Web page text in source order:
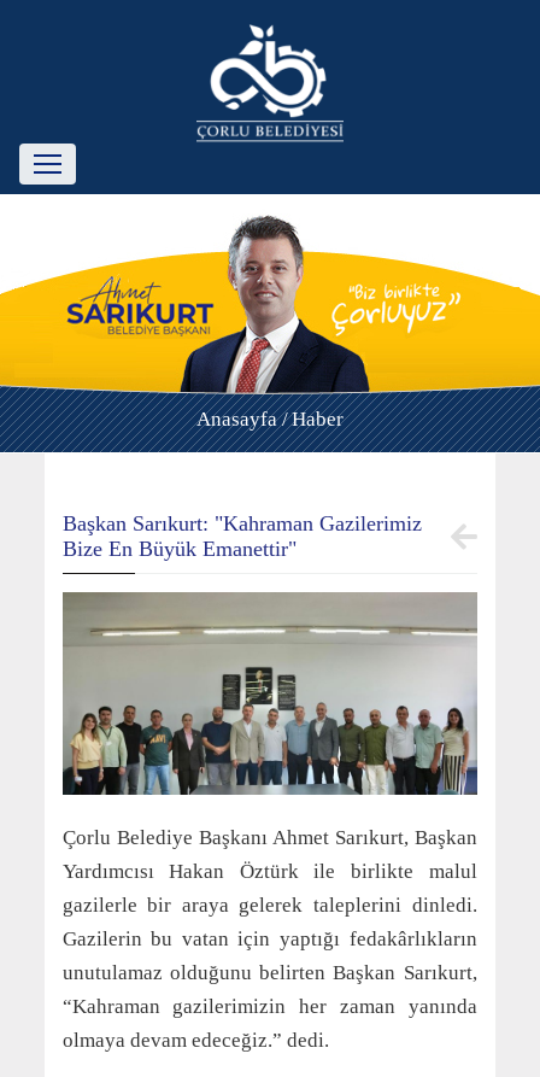
Anasayfa /Haber
Başkan Sarıkurt: "Kahraman Gazilerimiz
Bize En Büyük Emanettir"
Çorlu Belediye Başkanı Ahmet Sarıkurt, Başkan
Yardımcısı Hakan Öztürk ile birlikte malul
gazilerle bir araya gelerek taleplerini dinledi.
Gazilerin bu vatan için yaptığı fedakârlıkların
unutulamaz olduğunu belirten Başkan Sarıkurt,
“Kahraman gazilerimizin her zaman yanında
olmaya devam edeceğiz.” dedi.